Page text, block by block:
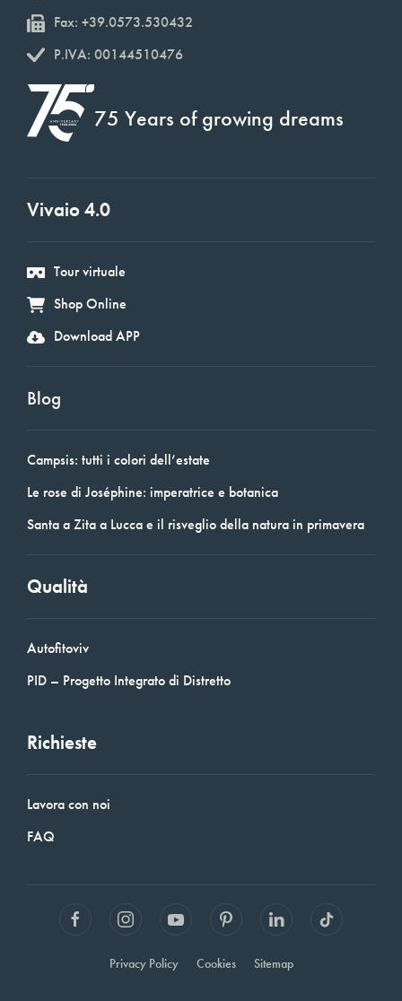
Fax: +39.0573.530432
P.IVA: 00144510476
75 Years of growing dreams
Vivaio 4.0
Tour virtuale
Shop Online
Download APP
Blog
Campsis: tutti i colori dell’estate
Le rose di Joséphine: imperatrice e botanica
Santa a Zita a Lucca e il risveglio della natura in primavera
Qualità
Autofitoviv
PID – Progetto Integrato di Distretto
Richieste
Lavora con noi
FAQ
Privacy Policy Cookies Sitemap